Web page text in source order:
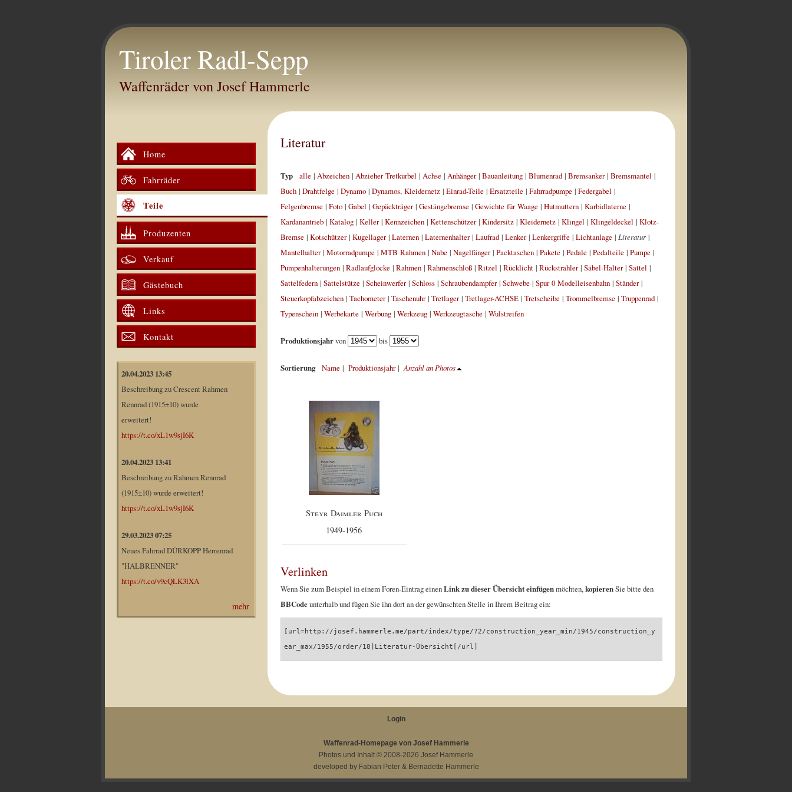
Tiroler Radl-Sepp
Waffenräder von Josef Hammerle
Home
Fahrräder
Teile
Produzenten
Verkauf
Gästebuch
Links
Kontakt
20.04.2023 13:45
Beschreibung zu Crescent Rahmen
Rennrad (1915±10) wurde
erweitert!
https://t.co/xL1w9sjI6K
20.04.2023 13:41
Beschreibung zu Rahmen Rennrad
(1915±10) wurde erweitert!
https://t.co/xL1w9sjI6K
29.03.2023 07:25
Neues Fahrrad DÜRKOPP Herrenrad
"HALBRENNER"
https://t.co/v9cQLK3lXA
mehr
Literatur
Typ alle| Abzeichen| Abzieher Tretkurbel | Achse| Anhänger| Bauanleitung| Blumenrad| Bremsanker| Bremsmantel |
Buch| Drahtfelge| Dynamo| Dynamos, Kleidernetz| Einrad-Teile| Ersatzteile| Fahrradpumpe| Federgabel |
Felgenbremse| Foto| Gabel | Gepäckträger| Gestängebremse| Gewichte für Waage| Hutmuttern| Karbidlaterne|
Kardanantrieb| Katalog| Keller| Kennzeichen| Kettenschützer| Kindersitz| Kleidernetz| Klingel | Klingeldeckel | Klotz-
Bremse| Kotschützer| Kugellager| Laternen| Laternenhalter| Laufrad| Lenker| Lenkergriffe| Lichtanlage| Literatur|
Mantelhalter| Motorradpumpe| MTB Rahmen| Nabe| Nagelfänger| Packtaschen| Pakete| Pedale| Pedalteile| Pumpe|
Pumpenhalterungen| Radlaufglocke| Rahmen| Rahmenschloß| Ritzel | Rücklicht| Rückstrahler| Säbel-Halter| Sattel |
Sattelfedern| Sattelstütze| Scheinwerfer| Schloss| Schraubendampfer| Schwebe| Spur 0 Modelleisenbahn| Ständer|
Steuerkopfabzeichen| Tachometer| Taschenuhr| Tretlager| Tretlager-ACHSE| Tretscheibe| Trommelbremse| Truppenrad|
Typenschein| Werbekarte| Werbung| Werkzeug| Werkzeugtasche| Wulstreifen
Produktionsjahrvon bis
Sortierung Name| Produktionsjahr|Anzahl an Photos
Steyr Daimler Puch
1949-1956
Verlinken
Wenn Sie zum Beispiel in einem Foren-Eintrag einenLink zu dieser Übersicht einfügenmöchten,kopierenSie bitte den
BBCodeunterhalb und fügen Sie ihn dort an der gewünschten Stelle in Ihrem Beitrag ein:
[url=http://josef.hammerle.me/part/index/type/72/construction_year_min/1945/construction_y
ear_max/1955/order/18]Literatur-Übersicht[/url]
Login
Waffenrad-Homepage von Josef Hammerle
Photos und Inhalt © 2008-2026 Josef Hammerle
developed by Fabian Peter& Bernadette Hammerle